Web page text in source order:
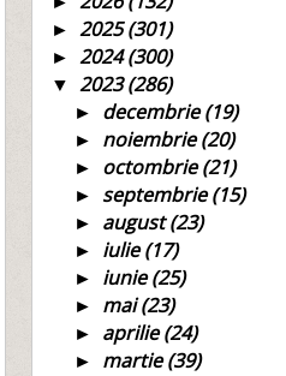
► 2025(301)
► 2024(300)
▼ 2023(286)
► decembrie(19)
► noiembrie(20)
► octombrie(21)
► septembrie(15)
► august(23)
► iulie(17)
► iunie(25)
► mai(23)
► aprilie(24)
► martie(39)